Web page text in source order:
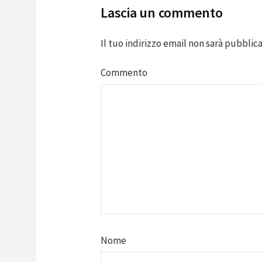
Lascia un commento
Il tuo indirizzo email non sarà
Commento
Nome